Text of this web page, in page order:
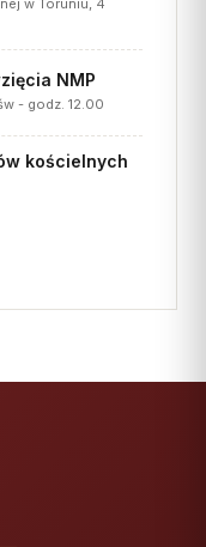
w Toruniu, 4
NMP
- godz. 12.00
kościelnych